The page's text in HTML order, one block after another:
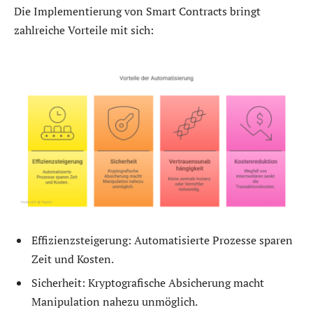
Die Implementierung von Smart Contracts bringt
zahlreiche Vorteile mit sich:
Effizienzsteigerung: Automatisierte Prozesse sparen
Zeit und Kosten.
Sicherheit: Kryptografische Absicherung macht
Manipulation nahezu unmöglich.